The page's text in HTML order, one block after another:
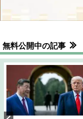
無料公開中の記事